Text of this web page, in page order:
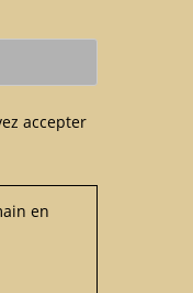
accepter
en